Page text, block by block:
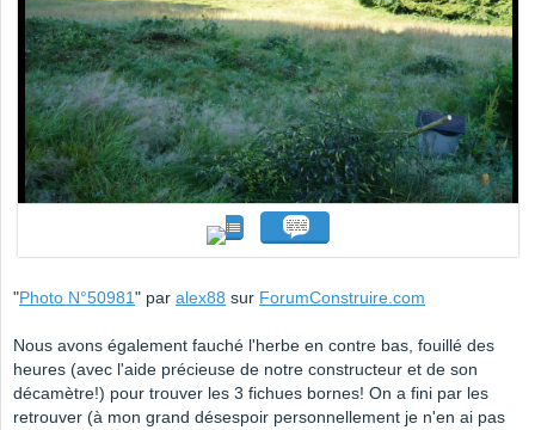
"Photo N°50981" par alex88 sur ForumConstruire.com
Nous avons également fauché l'herbe en contre bas, fouillé des
heures (avec l'aide précieuse de notre constructeur et de son
décamètre!) pour trouver les 3 fichues bornes! On a fini par les
retrouver (à mon grand désespoir personnellement je n'en ai pas